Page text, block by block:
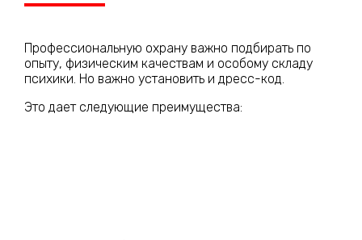
Профессиональную охрану важно подбирать по
опыту, физическим качествам и особому складу
психики. Но важно установить и дресс-код.
Это дает следующие преимущества: